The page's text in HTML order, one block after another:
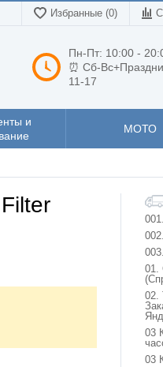
Избранные (0)
Пн-Пт: 10:00 -
⏰ Сб-
11-17
и
МОТО
01.
02.
03
03